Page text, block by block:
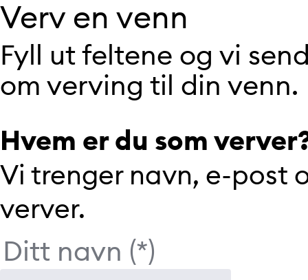
Verv en venn
Fyll ut feltene og vi
om verving til din venn.
Hvem er du som
Vi trenger navn, e-post
verver.
Ditt navn